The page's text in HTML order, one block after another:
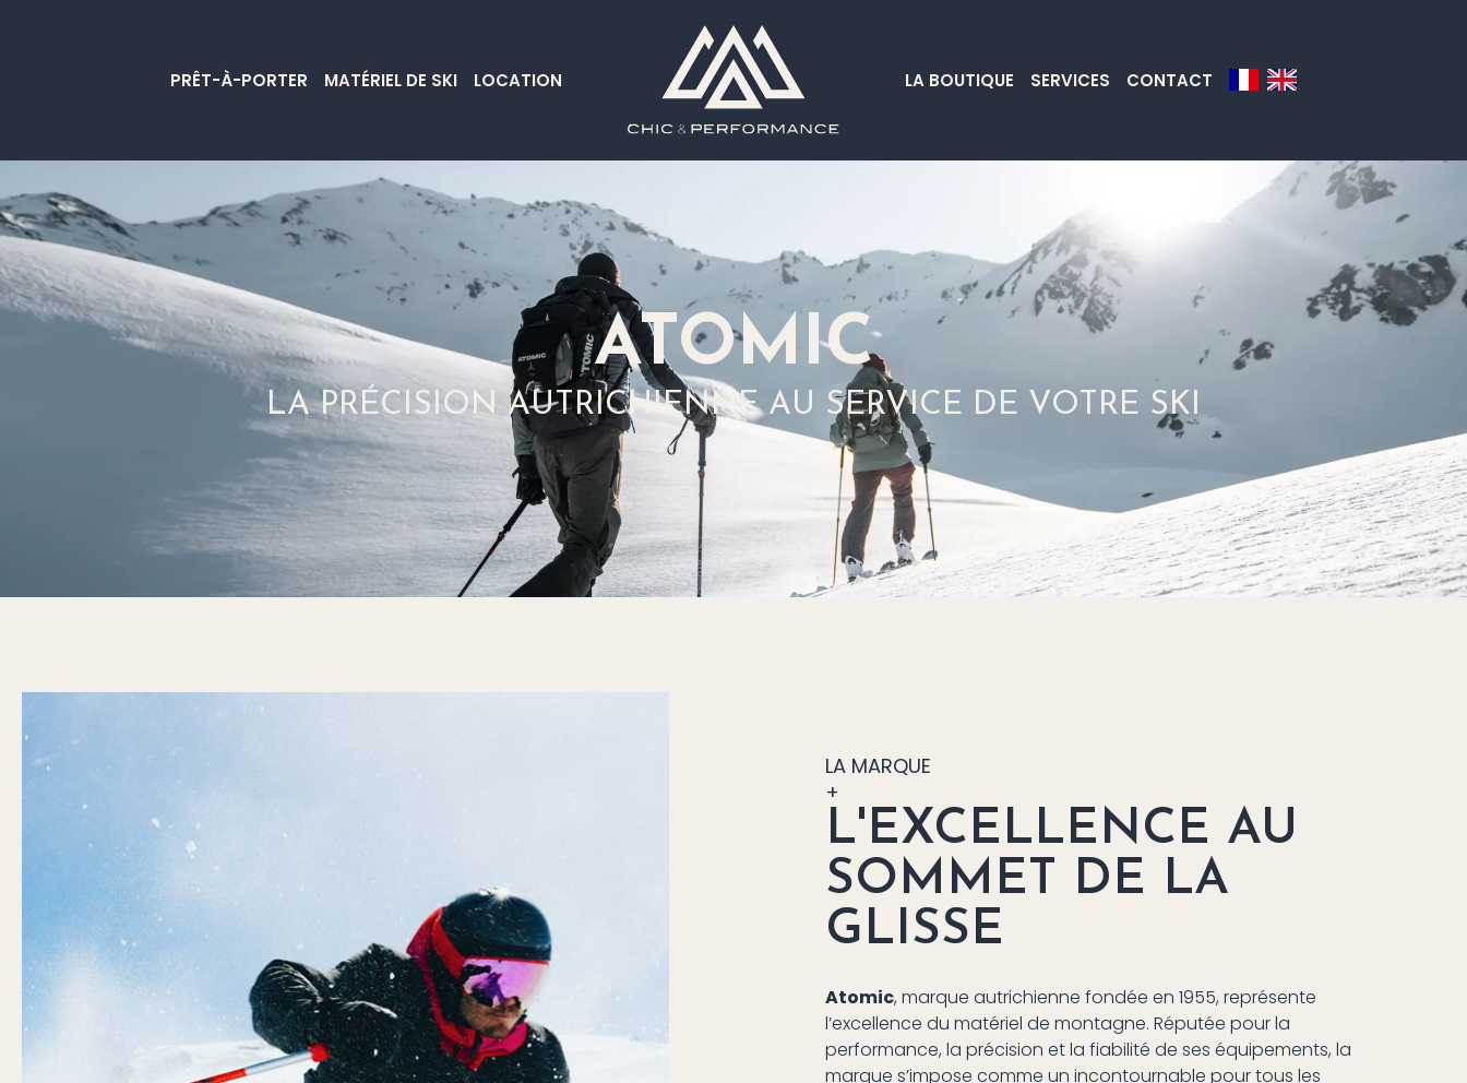
PRÊT-À-PORTER MATÉRIEL DE SKI LOCATION LA BOUTIQUE SERVICES CONTACT
ATOMIC
LA PRÉCISION AUTRICHIENNE AU SERVICE DE VOTRE SKI
LA MARQUE
+
L'EXCELLENCE AU
SOMMET DE LA
GLISSE
Atomic, marque autrichienne fondée en 1955, représente
l’excellence du matériel de montagne. Réputée pour la
performance, la précision et la fiabilité de ses équipements, la
marque s’impose comme un incontournable pour tous les